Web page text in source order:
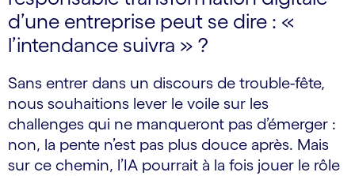
d’une entreprise peut se dire : «
l’intendance suivra » ?
Sans entrer dans un discours de trouble-fête,
nous souhaitions lever le voile sur les
challenges qui ne manqueront pas d’émerger :
non, la pente n’est pas plus douce après. Mais
sur ce chemin, l’IA pourrait à la fois jouer le rôle